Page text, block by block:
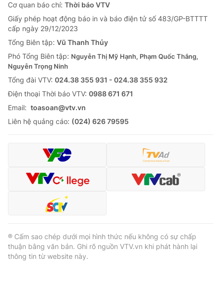
Cơ quan báo chí: Thời báo VTV
Giấy phép hoạt động báo in và báo điện tử số 483/GP-BTTTT
cấp ngày 29/12/2023
Tổng Biên tập: Vũ Thanh Thủy
Phó Tổng Biên tập: Nguyễn Thị Mỹ Hạnh, Phạm Quốc Thắng,
Nguyễn Trọng Ninh
Tổng đài VTV: 024.38 355 931 - 024.38 355 932
Ðiện thoại Thời báo VTV: 0988 671 671
Email: toasoan@vtv.vn
Liên hệ quảng cáo: (024) 626 79595
® Cấm sao chép dưới mọi hình thức nếu không có sự chấp
thuận bằng văn bản. Ghi rõ nguồn VTV.vn khi phát hành lại
thông tin từ website này.